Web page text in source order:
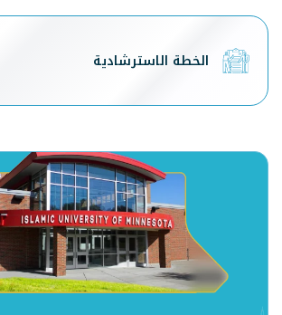
الخطة الاسترشادية